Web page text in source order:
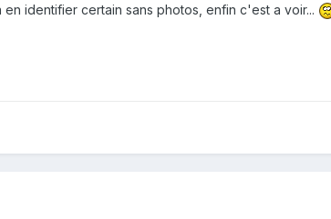
identifier certain sans photos, enfin c'est a voir...